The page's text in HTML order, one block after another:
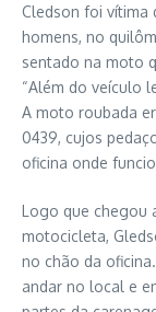
Cledson foi vítima
homens, no
sentado na moto
“Além do veículo
A moto roubada
0439, cujos
oficina onde
Logo que chegou
motocicleta,
no chão da
andar no local e